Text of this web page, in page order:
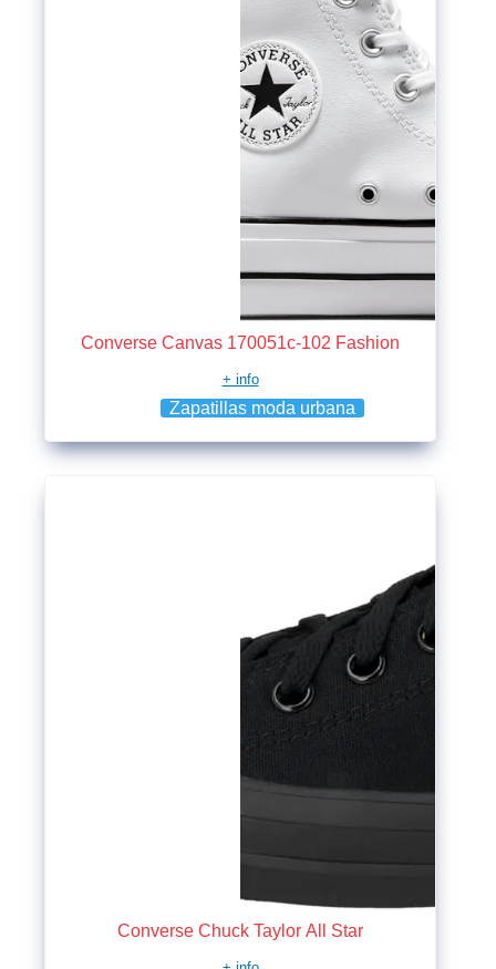
Converse Canvas 170051c-102 Fashion
+ info
Zapatillas moda urbana
Converse Chuck Taylor All Star